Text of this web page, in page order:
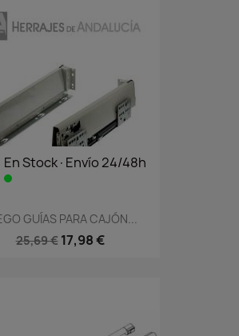
En Stock·Envío 24/48h
GUÍAS PARA CAJÓN...
25,69 € 17,98 €